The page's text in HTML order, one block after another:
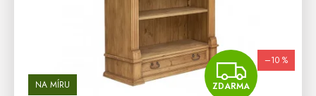
NA MÍRU ZDARMA
–10 %